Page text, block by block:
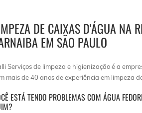
DE CAIXAS D'ÁGUA NA
EM SÃO PAULO
Serviços de limpeza e higienização é a
mais de 40 anos de experiência em limpeza
ESTÁ TENDO PROBLEMAS COM ÁGUA